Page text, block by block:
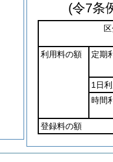
(令7条
利用料の額 定期
1日
時間
登録料の額